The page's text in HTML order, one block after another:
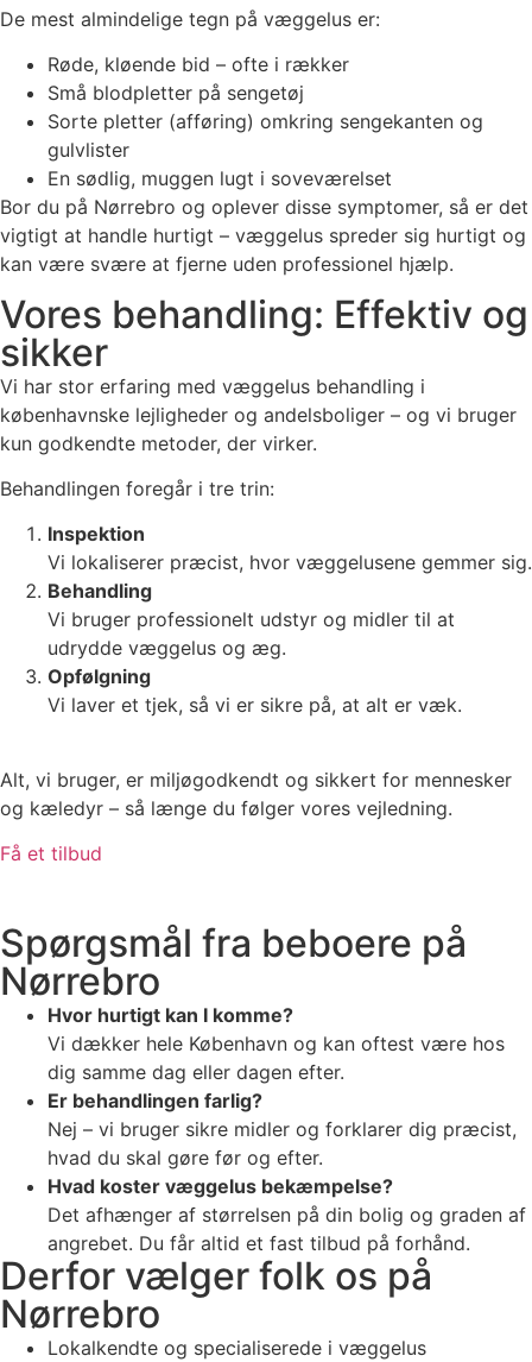
De mest almindelige tegn på væggelus er:
Røde, kløende bid – ofte i rækker
Små blodpletter på sengetøj
Sorte pletter (afføring) omkring sengekanten og
gulvlister
En sødlig, muggen lugt i soveværelset
Bor du på Nørrebro og oplever disse symptomer, så er det
vigtigt at handle hurtigt – væggelus spreder sig hurtigt og
kan være svære at fjerne uden professionel hjælp.
Vores behandling: Effektiv og
sikker
Vi har stor erfaring med væggelus behandling i
københavnske lejligheder og andelsboliger – og vi bruger
kun godkendte metoder, der virker.
Behandlingen foregår i tre trin:
Inspektion
Vi lokaliserer præcist, hvor væggelusene gemmer sig.
Behandling
Vi bruger professionelt udstyr og midler til at
udrydde væggelus og æg.
Opfølgning
Vi laver et tjek, så vi er sikre på, at alt er væk.
Alt, vi bruger, er miljøgodkendt og sikkert for mennesker
og kæledyr – så længe du følger vores vejledning.
Få et tilbud
Spørgsmål fra beboere på
Nørrebro
Hvor hurtigt kan I komme?
Vi dækker hele København og kan oftest være hos
dig samme dag eller dagen efter.
Er behandlingen farlig?
Nej – vi bruger sikre midler og forklarer dig præcist,
hvad du skal gøre før og efter.
Hvad koster væggelus bekæmpelse?
Det afhænger af størrelsen på din bolig og graden af
angrebet. Du får altid et fast tilbud på forhånd.
Derfor vælger folk os på
Nørrebro
Lokalkendte og specialiserede i væggelus